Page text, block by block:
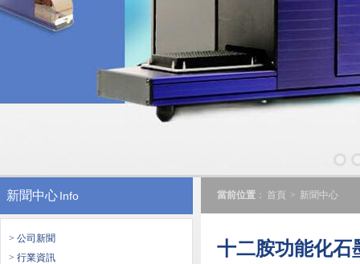
新聞中心Info
> 公司新聞
> 行業資訊
當前位置 ： 首頁 > 新聞中心
十二胺功能化石